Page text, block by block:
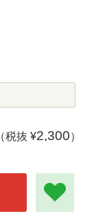
（税抜 ¥2,300）